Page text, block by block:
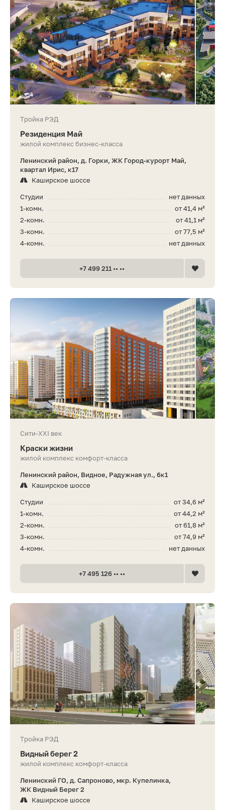
Тройка РЭД
Резиденция Май
жилой комплекс бизнес-класса
Ленинский район, д. Горки, ЖК Город-курорт Май,
квартал Ирис, к17
Каширское шоссе
нет данных
Студии
от 41,4 м²
1-комн.
от 41,1 м²
2-комн.
от 77,5 м²
3-комн.
нет данных
4-комн.
+7 499 211 •• ••
Сити-XXI век
Краски жизни
жилой комплекс комфорт-класса
Ленинский район, Видное, Радужная ул., 6к1
Каширское шоссе
от 34,6 м²
Студии
от 44,2 м²
1-комн.
от 61,8 м²
2-комн.
от 74,9 м²
3-комн.
нет данных
4-комн.
+7 495 126 •• ••
Тройка РЭД
Видный берег 2
жилой комплекс комфорт-класса
Ленинский ГО, д. Сапроново, мкр. Купелинка,
ЖК Видный Берег 2
Каширское шоссе